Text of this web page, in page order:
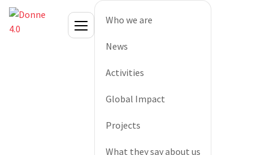
Who we are
News
Activities
Global Impact
Projects
What they say about us